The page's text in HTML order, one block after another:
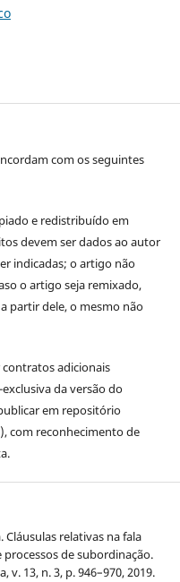
com os seguintes
e redistribuído em
devem ser dados ao autor
indicadas; o artigo não
o artigo seja remixado,
partir dele, o mesmo não
adicionais
da versão do
em repositório
com reconhecimento de
Cláusulas relativas na fala
de subordinação.
v. 13, n. 3, p. 946–970, 2019.